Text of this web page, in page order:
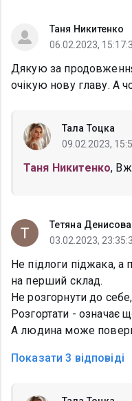
Таня Никитенко
06.02.2023,
Дякую за
очікую нову главу. А
Тала Тоцка
09.02.2023,
Таня Никитенко,
Тетяна Денисова
03.02.2023,
Не підлоги піджака, а
на перший склад.
Не розгорнути до
Розгортати - означає
А людина може
Показати 3 відповіді